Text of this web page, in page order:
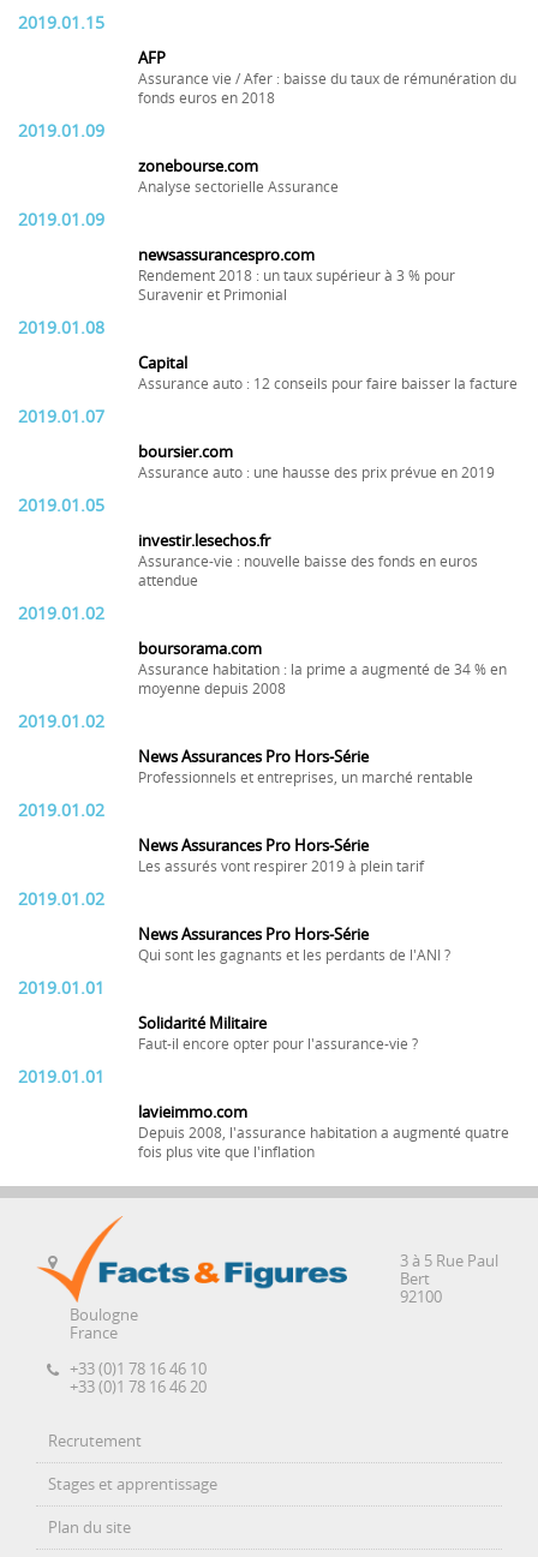
2019.01.15
AFP
Assurance vie / Afer : baisse du taux de rémunération du
fonds euros en 2018
2019.01.09
zonebourse.com
Analyse sectorielle Assurance
2019.01.09
newsassurancespro.com
Rendement 2018 : un taux supérieur à 3 % pour
Suravenir et Primonial
2019.01.08
Capital
Assurance auto : 12 conseils pour faire baisser la facture
2019.01.07
boursier.com
Assurance auto : une hausse des prix prévue en 2019
2019.01.05
investir.lesechos.fr
Assurance-vie : nouvelle baisse des fonds en euros
attendue
2019.01.02
boursorama.com
Assurance habitation : la prime a augmenté de 34 % en
moyenne depuis 2008
2019.01.02
News Assurances Pro Hors-Série
Professionnels et entreprises, un marché rentable
2019.01.02
News Assurances Pro Hors-Série
Les assurés vont respirer 2019 à plein tarif
2019.01.02
News Assurances Pro Hors-Série
Qui sont les gagnants et les perdants de l'ANI ?
2019.01.01
Solidarité Militaire
Faut-il encore opter pour l'assurance-vie ?
2019.01.01
lavieimmo.com
Depuis 2008, l'assurance habitation a augmenté quatre
fois plus vite que l'inflation
3 à 5 Rue Paul
Bert
92100
Boulogne
France
+33 (0)1 78 16 46 10
+33 (0)1 78 16 46 20
Recrutement
Stages et apprentissage
Plan du site